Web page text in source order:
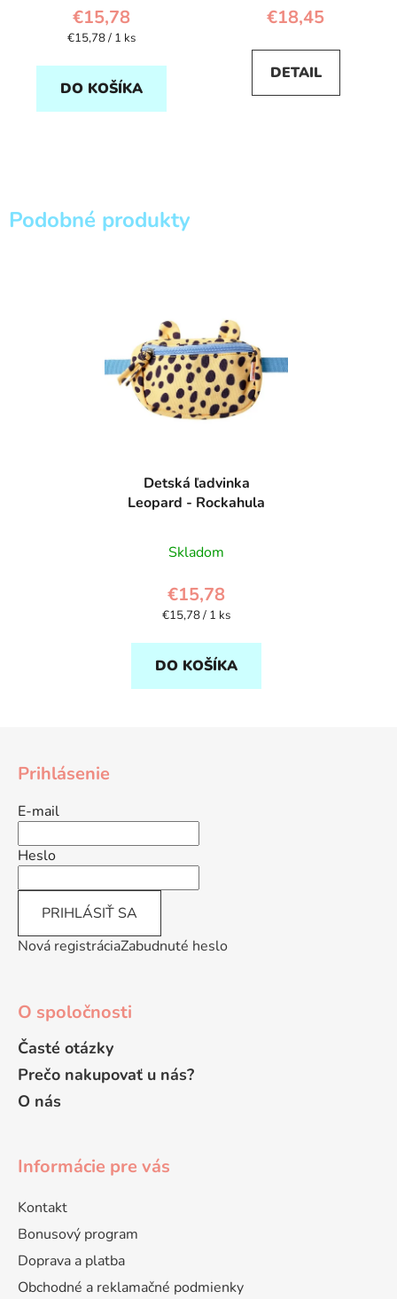
€15,78
Jednotková
€15,78 / 1 ks
DO KOŠÍKA
€18,45
DETAIL
Podobné produkty
Detská ľadvinka
Leopard - Rockahula
Skladom
€15,78
Jednotková
€15,78 / 1 ks
DO KOŠÍKA
Prihlásenie
E-mail
Heslo
PRIHLÁSIŤ SA
Nová registráciaZabudnuté heslo
O spoločnosti
Časté otázky
Prečo nakupovať u nás?
O nás
Informácie pre vás
Kontakt
Bonusový program
Doprava a platba
Obchodné a reklamačné podmienky